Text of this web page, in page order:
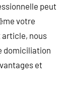
peut
votre
nous
domiciliation
et